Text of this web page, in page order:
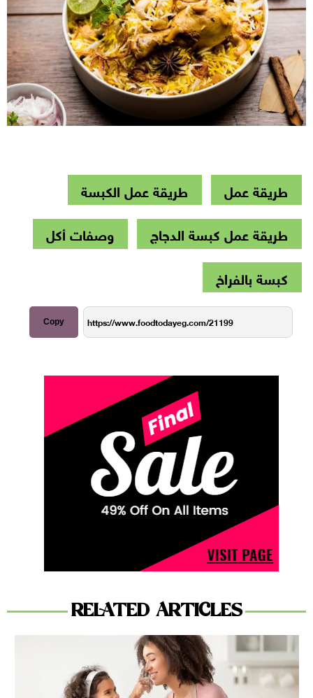
طريقة عمل
طريقة عمل الكبسة
طريقة عمل كبسة الدجاج
وصفات أكل
كبسة بالفراخ
Copy
RELATED ARTICLES